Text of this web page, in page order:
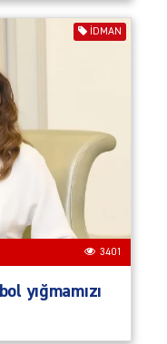
İDMAN
3401
yığmamızı